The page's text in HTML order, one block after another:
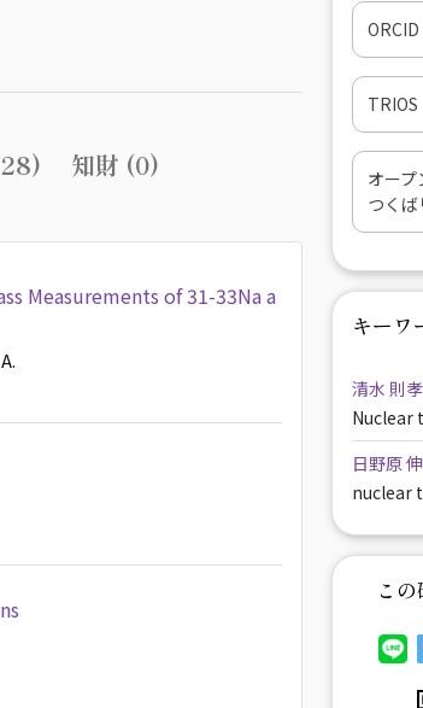
知財 (0)
Measurements of 31-33Na a
ORCID
TRIOS
オープ
つくば
キーワ
清水 則孝
Nuclear
日野原
nuclear
こ